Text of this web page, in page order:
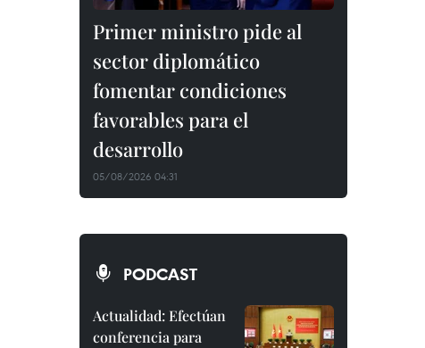
Primer ministro pide al
sector diplomático
fomentar condiciones
favorables para el
desarrollo
05/08/2026 04:31
PODCAST
Actualidad: Efectúan
conferencia para